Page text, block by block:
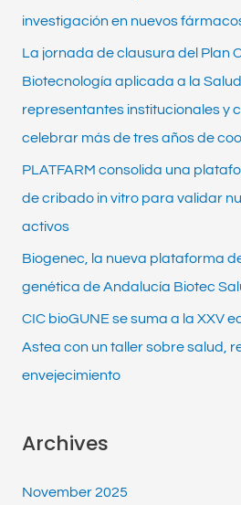
investigación en nuevos
La jornada de clausura del Plan
Biotecnología aplicada a la
representantes institucionales y
celebrar más de tres años de
PLATFARM consolida una
de cribado in vitro para validar
activos
Biogenec, la nueva plataforma
genética de Andalucía Biotec
CIC bioGUNE se suma a la XXV
Astea con un taller sobre salud,
envejecimiento
Archives
November 2025